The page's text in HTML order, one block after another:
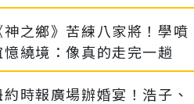
神之鄉》苦練八家將！學噴
繞境：像真的走完一趟
時報廣場辦婚宴！浩子、